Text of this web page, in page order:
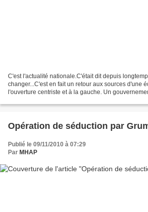
C'est l'actualité nationale.C'était dit depuis
changer...C'est en fait un retour aux sources d'une
l'ouverture centriste et à la gauche. Un
Opération de séduction par
Publié le 09/11/2010 à 07:29
Par MHAP